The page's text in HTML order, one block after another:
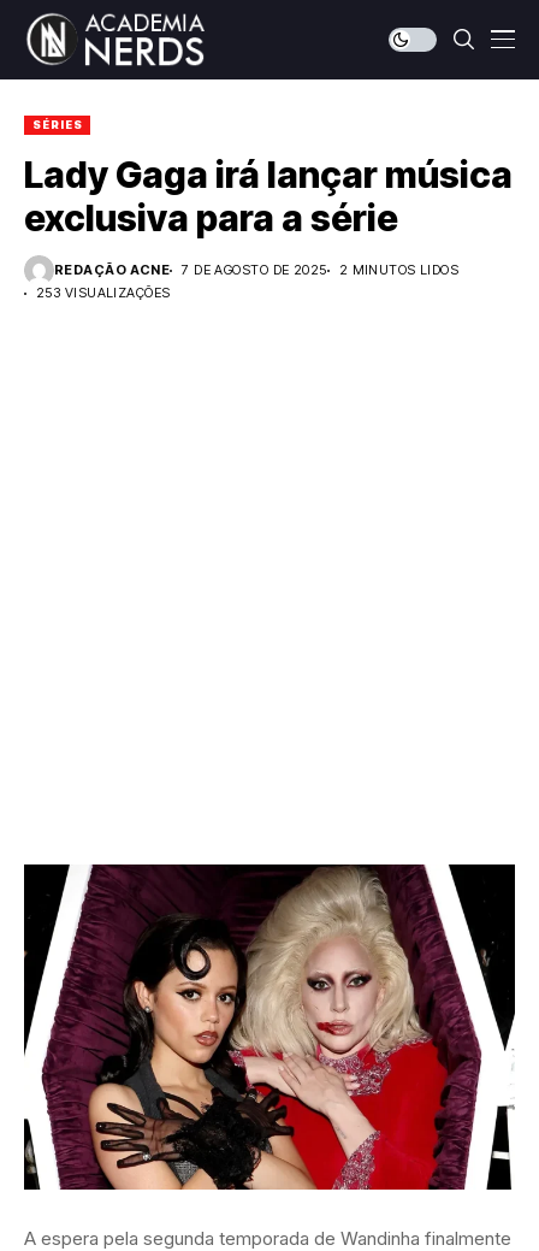
SÉRIES
Lady Gaga irá lançar música
exclusiva para a série
REDAÇÃO ACNE 7 DE AGOSTO DE 2025
2 MINUTOS LIDOS
253 VISUALIZAÇÕES
A espera pela segunda temporada de Wandinha finalmente